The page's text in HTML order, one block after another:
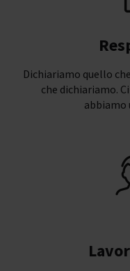
Dichiariamo quello
che dichiariamo.
abbiamo